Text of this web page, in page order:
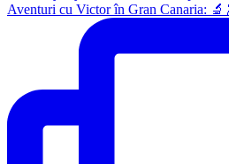
Aventuri cu Victor în Gran Canaria: